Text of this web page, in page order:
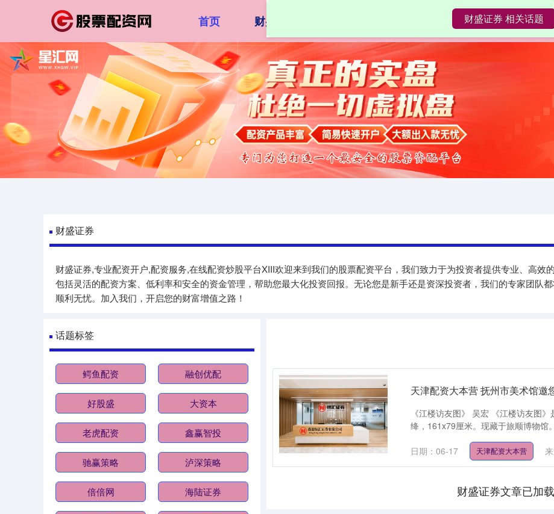
首页 财盛证券 配资服务 在线配资
财盛证券
财盛证券,专业配资开户,配资服务,在线配资炒股平台XIII‌欢迎来到我们的股票配资平台，我们致力于为投资者提供专业、高效
包括灵活的配资方案、低利率和安全的资金管理，帮助您最大化投资回报。无论您是新手还是资深投资者，我们的专家团队
顺利无忧。加入我们，开启您的财富增值之路！
财盛证券 相关话题
天津配资大本营 抚州市美术馆
《江楼访友图》 吴宏 《江楼访友图
绛，161x79厘米。现藏于旅顺博物馆
日期：06-17 天津配资大本营
财盛证券文章已加
话题标签
鳄鱼配资 融创优配
好股盛 大资本
老虎配资 鑫赢智投
驰赢策略 泸深策略
倍倍网 海陆证券